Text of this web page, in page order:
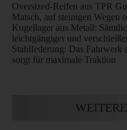
Oversized-Reifen aus TPR
Matsch, auf steinigen Wegen
Kugellager aus Metall:
leichtgängiger und
Stahlfederung: Das Fahrwerk
sorgt für maximale Traktion